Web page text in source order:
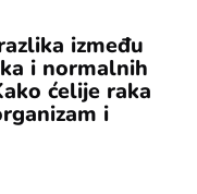
između
i normalnih
ćelije raka
i